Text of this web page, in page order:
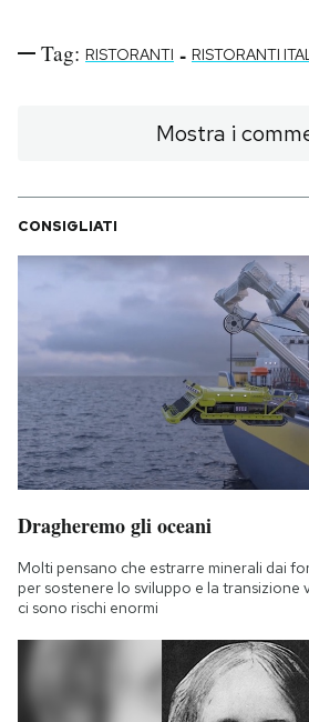
Tag: RISTORANTI - RISTORANTI
Mostra i
CONSIGLIATI
Dragheremo gli oceani
Molti pensano che estrarre minerali dai
per sostenere lo sviluppo e la transizione
ci sono rischi enormi